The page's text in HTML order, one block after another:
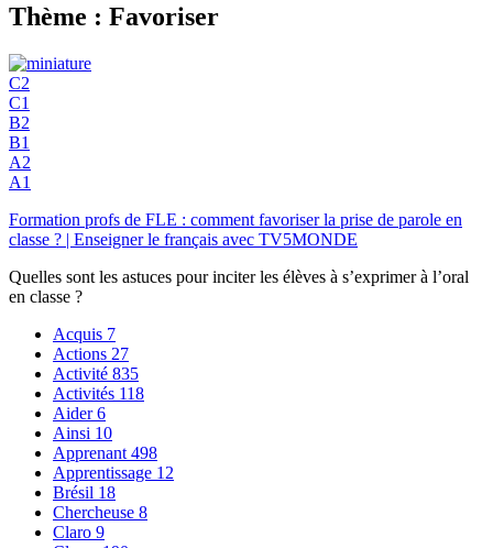
Thème : Favoriser
C2
C1
B2
B1
A2
A1
Formation profs de FLE : comment favoriser la prise de parole en
classe ? | Enseigner le français avec TV5MONDE
Quelles sont les astuces pour inciter les élèves à s’exprimer à l’oral
en classe ?
Acquis 7
Actions 27
Activité 835
Activités 118
Aider6
Ainsi 10
Apprenant 498
Apprentissage 12
Brésil 18
Chercheuse 8
Claro 9